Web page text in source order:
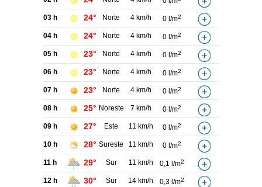
03 h 24° Norte 4 km/h 0 l/m2
04 h 24° Norte 4 km/h 0 l/m2
05 h 23° Norte 4 km/h 0 l/m2
06 h 23° Norte 4 km/h 0 l/m2
07 h 23° Norte 4 km/h 0 l/m2
08 h 25° Noreste 7 km/h 0 l/m2
09 h 27° Este 11 km/h 0 l/m2
10 h 28° Sureste 11 km/h 0 l/m2
11 h 29° Sur 11 km/h 0,1 l/m2
12 h 30° Sur 14 km/h 0,3 l/m2